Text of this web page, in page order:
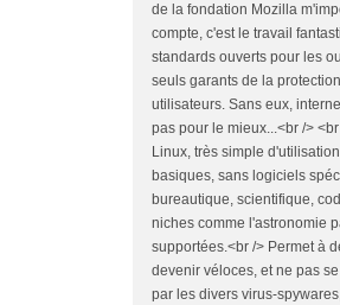
de la fondation Mozilla
compte, c'est le travail
standards ouverts pour les
seuls garants de la
utilisateurs. Sans eux,
pas pour le mieux...<br />
Linux, très simple
basiques, sans logiciels
bureautique, scientifique,
niches comme l'astronomie
supportées.<br /> Permet à
devenir véloces, et ne pas
par les divers virus-